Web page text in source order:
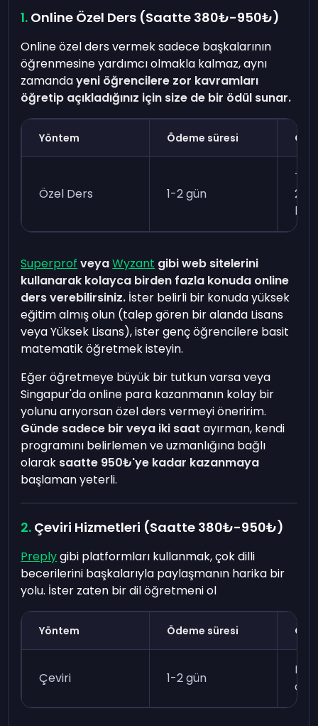
Online Özel Ders (Saatte 380₺-950₺)
Online özel ders vermek sadece başkalarının
öğrenmesine yardımcı olmakla kalmaz, aynı
zamandayeni öğrencilere zor kavramları
öğretip açıkladığınız için size de bir ödül sunar.
Yöntem Ödeme süresi
Özel Ders 1-2 gün
2
Superprof veyaWyzant gibi web sitelerini
kullanarak kolayca birden fazla konuda online
ders verebilirsiniz. İster belirli bir konuda yüksek
eğitim almış olun (talep gören bir alanda Lisans
veya Yüksek Lisans), ister genç öğrencilere basit
matematik öğretmek isteyin.
Eğer öğretmeye büyük bir tutkun varsa veya
Singapur'da online para kazanmanın kolay bir
yolunu arıyorsan özel ders vermeyi öneririm.
Günde sadece bir veya iki saat ayırman, kendi
programını belirlemen ve uzmanlığına bağlı
olarak saatte 950₺'ye kadar kazanmaya
başlaman yeterli.
Çeviri Hizmetleri (Saatte 380₺-950₺)
Preplygibi platformları kullanmak, çok dilli
becerilerini başkalarıyla paylaşmanın harika bir
yolu. İster zaten bir dil öğretmeni ol
Yöntem Ödeme süresi
Çeviri 1-2 gün